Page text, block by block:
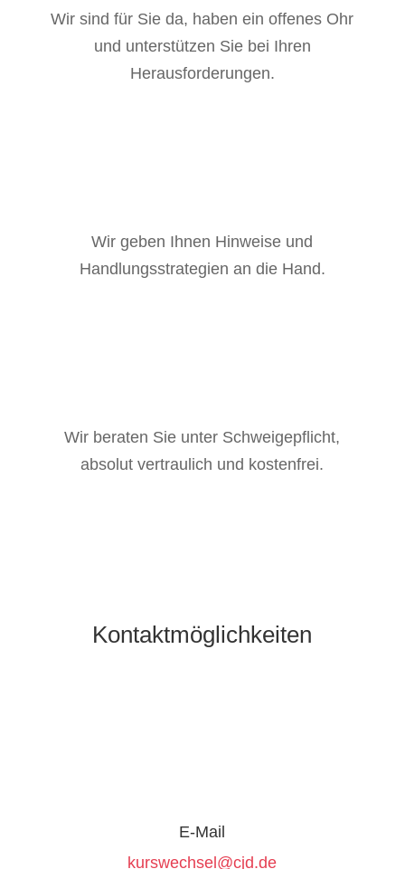
Wir sind für Sie da, haben ein offenes Ohr
und unterstützen Sie bei Ihren
Herausforderungen.
Wir geben Ihnen Hinweise und
Handlungsstrategien an die Hand.
Wir beraten Sie unter Schweigepflicht,
absolut vertraulich und kostenfrei.
Kontaktmöglichkeiten
E-Mail
kurswechsel@cjd.de